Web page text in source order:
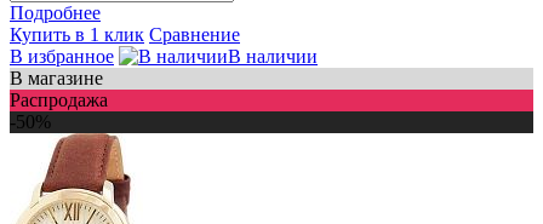
Подробнее
Купить в 1 клик Сравнение
В избранное
В наличии
В магазине
Распродажа
-50%